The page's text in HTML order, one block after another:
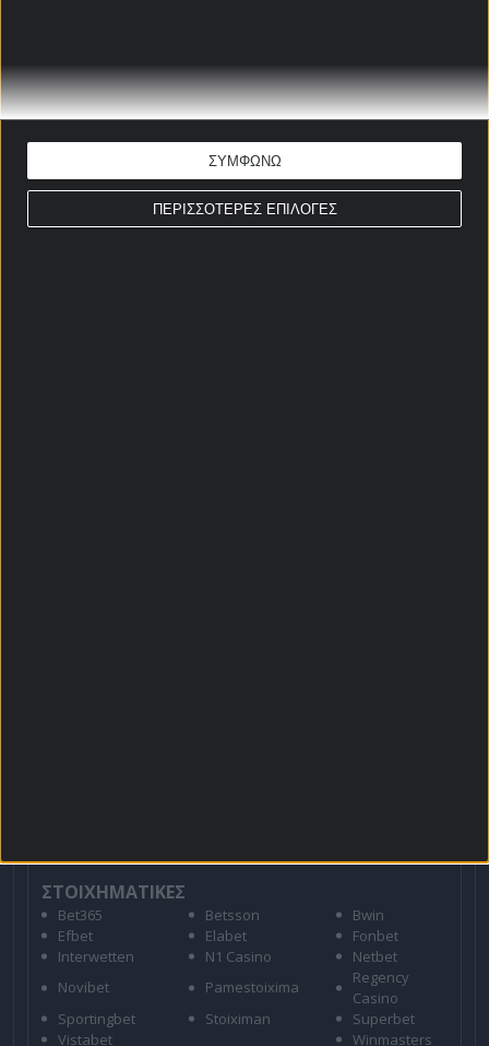
ΠΕΡΙΣΣΟΤΕΡΕΣ ΕΠΙΛΟΓΕΣ
ΣΥΜΦΩΝΩ
ΕΚΤΙΜΗΣΗ: G/G & Over 2,5
Απόδοση: 2.18 Παίξε νόμιμα
ΣΤΟΙΧΗΜΑΤΙΚΕΣ ΠΡΟΣΦΟΡΕΣ *
ΣΤΟΙΧΗΜΑΤΙΚΕΣ
Bet365 Betsson
Bwin
Efbet
Elabet
Fonbet
Interwetten
N1 Casino
Netbet
Novibet
Pamestoixima
Regency
Casino
Sportingbet
Stoiximan
Superbet
Vistabet
Winmasters